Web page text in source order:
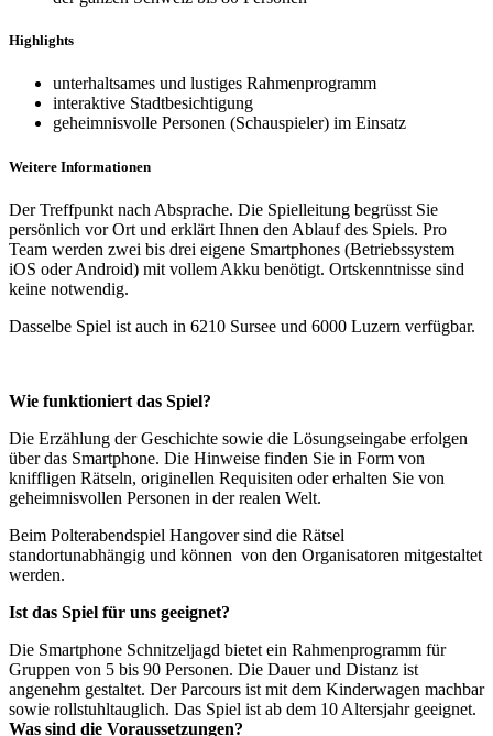
Highlights
unterhaltsames und lustiges Rahmenprogramm
interaktive Stadtbesichtigung
geheimnisvolle Personen (Schauspieler) im Einsatz
Weitere Informationen
Der Treffpunkt nach Absprache. Die Spielleitung begrüsst Sie
persönlich vor Ort und erklärt Ihnen den Ablauf des Spiels. Pro
Team werden zwei bis drei eigene Smartphones (Betriebssystem
iOS oder Android) mit vollem Akku benötigt. Ortskenntnisse sind
keine notwendig.
Dasselbe Spiel ist auch in 6210 Sursee und 6000 Luzern verfügbar.
Wie funktioniert das Spiel?
Die Erzählung der Geschichte sowie die Lösungseingabe erfolgen
über das Smartphone. Die Hinweise finden Sie in Form von
kniffligen Rätseln, originellen Requisiten oder erhalten Sie von
geheimnisvollen Personen in der realen Welt.
Beim Polterabendspiel Hangover sind die Rätsel
standortunabhängig und können von den Organisatoren mitgestaltet
werden.
Ist das Spiel für uns geeignet?
Die Smartphone Schnitzeljagd bietet ein Rahmenprogramm für
Gruppen von 5 bis 90 Personen. Die Dauer und Distanz ist
angenehm gestaltet. Der Parcours ist mit dem Kinderwagen machbar
sowie rollstuhltauglich. Das Spiel ist ab dem 10 Altersjahr geeignet.
Was sind die Voraussetzungen?